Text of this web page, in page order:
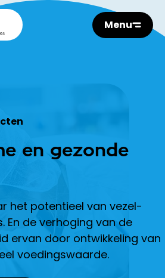
Menu
en gezonde
het potentieel van vezel-
En de verhoging van de
ervan door ontwikkeling van
voedingswaarde.